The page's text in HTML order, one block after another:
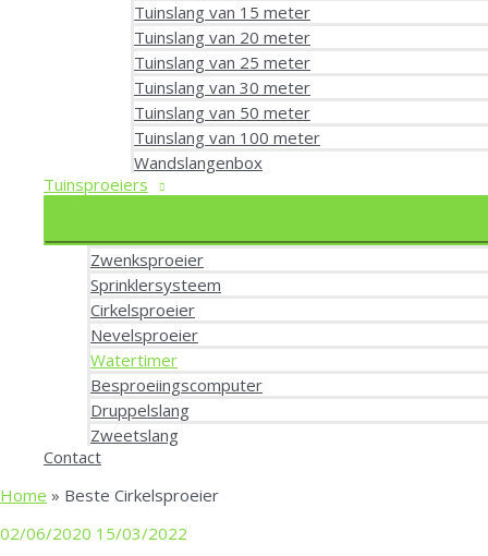
Tuinslang van 15 meter
Tuinslang van 20 meter
Tuinslang van 25 meter
Tuinslang van 30 meter
Tuinslang van 50 meter
Tuinslang van 100 meter
Wandslangenbox
Tuinsproeiers
Zwenksproeier
Sprinklersysteem
Cirkelsproeier
Nevelsproeier
Watertimer
Besproeiingscomputer
Druppelslang
Zweetslang
Contact
Home » Beste Cirkelsproeier
02/06/2020 15/03/2022